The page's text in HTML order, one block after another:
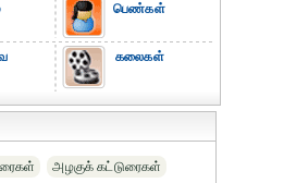
பெண்கள்
கலைகள்
அழகுக் கட்டுரைகள்